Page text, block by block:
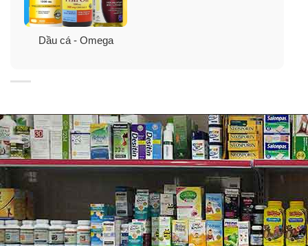
Làm đẹp da, ngăn chặn lão hoá da, giảm nếp nhăn,
Thành phần dầu cá Puritan’s Pride Omega
3 Fish Oil 1000mg
Axit béo omega 3, EPA, DHA, các axit béo, gelatin,
glycerin thực vật, lipid cô đặc, các thành phần tinh chất
cá cơm, cá thu, cá mòi.
Dầu cá - Omega